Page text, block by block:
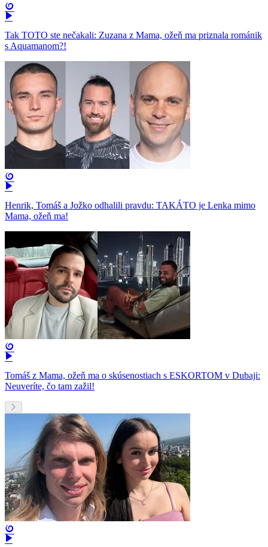
Tak TOTO ste nečakali: Zuzana z Mama, ožeň ma priznala románik
s Aquamanom?!
Henrik, Tomáš a Jožko odhalili pravdu: TAKÁTO je Lenka mimo
Mama, ožeň ma!
Tomáš z Mama, ožeň ma o skúsenostiach s ESKORTOM v Dubaji:
Neuveríte, čo tam zažil!